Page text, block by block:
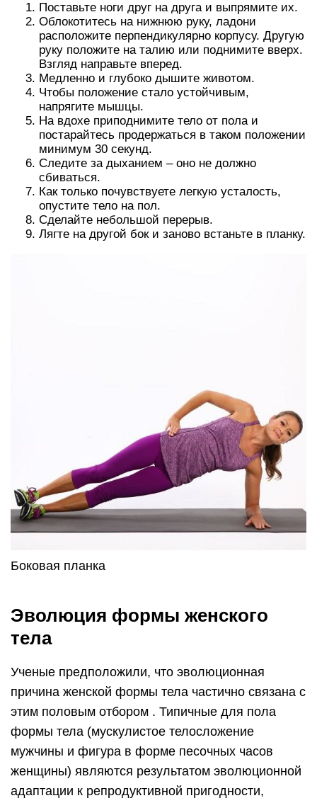
Поставьте ноги друг на друга и выпрямите их.
Облокотитесь на нижнюю руку, ладони
расположите перпендикулярно корпусу. Другую
руку положите на талию или поднимите вверх.
Взгляд направьте вперед.
Медленно и глубоко дышите животом.
Чтобы положение стало устойчивым,
напрягите мышцы.
На вдохе приподнимите тело от пола и
постарайтесь продержаться в таком положении
минимум 30 секунд.
Следите за дыханием – оно не должно
сбиваться.
Как только почувствуете легкую усталость,
опустите тело на пол.
Сделайте небольшой перерыв.
Лягте на другой бок и заново встаньте в планку.
Боковая планка
Эволюция формы женского
тела
Ученые предположили, что эволюционная
причина женской формы тела частично связана с
этим половым отбором . Типичные для пола
формы тела (мускулистое телосложение
мужчины и фигура в форме песочных часов
женщины) являются результатом эволюционной
адаптации к репродуктивной пригодности,